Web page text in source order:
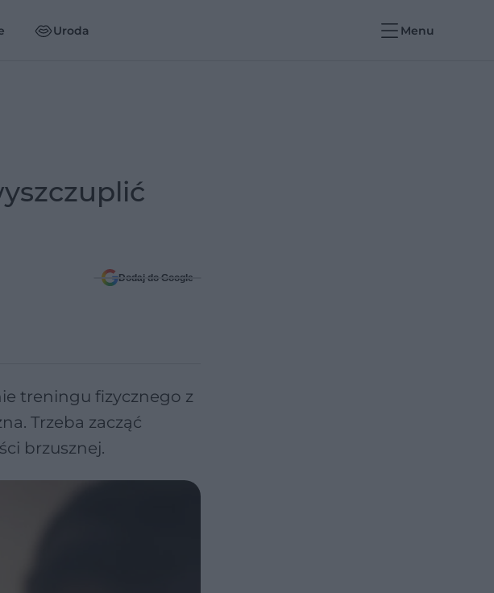
Uroda Menu
Dodaj do Google
treningu fizycznego z
Trzeba zacząć
brzusznej.